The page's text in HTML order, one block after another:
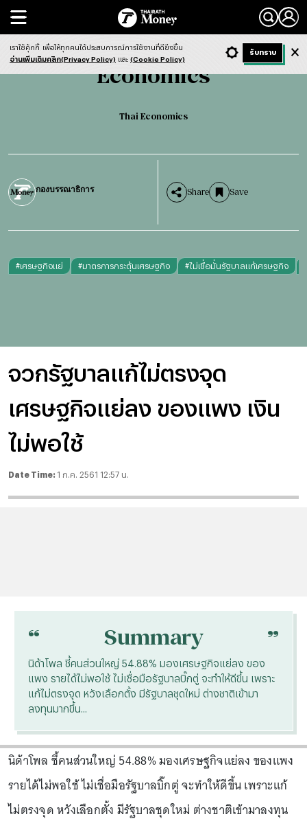
Search
Economics Thai Economics
Economics
Thai Economics
กองบรรณาธิการ Share Save
#เศรษฐกิจแย่ #มาตรการกระตุ้นเศรษฐกิจ #ไม่เชื่อมั่นรัฐบาลแก้เศรษฐกิจ
จวกรัฐบาลแก้ไม่ตรงจุด
เศรษฐกิจแย่ลง ของแพง เงิน
ไม่พอใช้
Date Time: 1 ก.ค. 2561 12:57 น.
- ก + ก Dark ฟังข่าว
“ Summary “
นิด้าโพล ชี้คนส่วนใหญ่ 54.88% มองเศรษฐกิจแย่ลง ของ
แพง รายได้ไม่พอใช้ ไม่เชื่อมือรัฐบาลบิ๊กตู่ จะทำให้ดีขึ้น เพราะ
แก้ไม่ตรงจุด หวังเลือกตั้ง มีรัฐบาลชุดใหม่ ต่างชาติเข้ามา
ลงทุนมากขึ้น...
นิด้าโพล ชี้คนส่วนใหญ่ 54.88% มองเศรษฐกิจแย่ลง ของแพง
รายได้ไม่พอใช้ ไม่เชื่อมือรัฐบาลบิ๊กตู่ จะทำให้ดีขึ้น เพราะแก้
ไม่ตรงจุด หวังเลือกตั้ง มีรัฐบาลชุดใหม่ ต่างชาติเข้ามาลงทุน
เราใช้คุ้กกี้ เพื่อให้ทุกคนได้ประสบการณ์การใช้งานที่ดียิ่งขึ้น
อ่านเพิ่มเติมคลิก(Privacy Policy) และ (Cookie Policy)
รับทราบ